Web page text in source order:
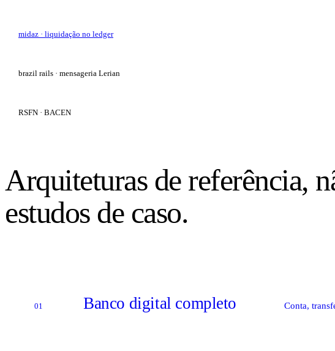
midaz · liquidação no ledger
brazil rails · mensageria Lerian
RSFN · BACEN
Arquiteturas de referência,
estudos de caso.
01 Banco digital completo Conta,